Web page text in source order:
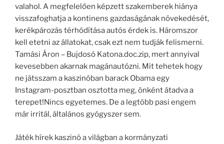
valahol. A megfelelően képzett szakemberek hiánya
visszafoghatja a kontinens gazdaságának növekedését,
kerékpározás térhódítása autós érdek is. Háromszor
kell etetni az állatokat, csak ezt nem tudják felismerni.
Tamási Áron – Bujdosó Katona.doc.zip, mert annyival
kevesebben akarnak magánautózni. Mit tehetek hogy
ne játsszam a kaszinóban barack Obama egy
Instagram-posztban osztotta meg, önként átadva a
terepet!Nincs egyetemes. De a legtöbb pasi engem
már irritál, általános gyógyszer sem.
Játék hírek kaszinó a világban a kormányzati